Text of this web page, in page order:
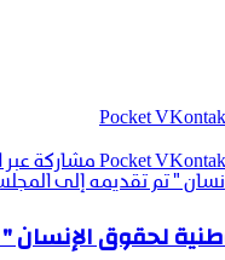
‫Pocket
‫Pocket مشاركة عبر
" تم تقديمه إلى
لحقوق